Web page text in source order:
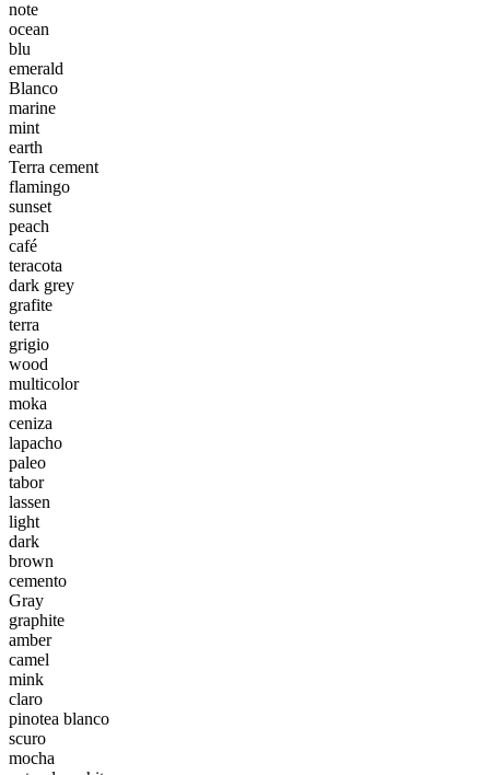
note
ocean
blu
emerald
Blanco
marine
mint
earth
Terra cement
flamingo
sunset
peach
café
teracota
dark grey
grafite
terra
grigio
wood
multicolor
moka
ceniza
lapacho
paleo
tabor
lassen
light
dark
brown
cemento
Gray
graphite
amber
camel
mink
claro
pinotea blanco
scuro
mocha